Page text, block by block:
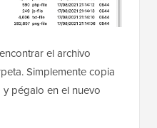
el archivo
Simplemente copia
pégalo en el nuevo